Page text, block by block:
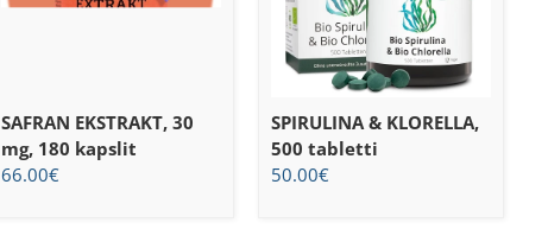
SAFRAN EKSTRAKT, 30
mg, 180 kapslit
66.00€
SPIRULINA & KLORELLA,
500 tabletti
50.00€